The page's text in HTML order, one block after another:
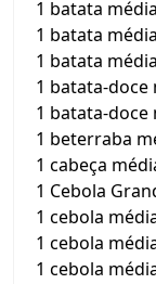
1 batata
1 batata
1 batata
1 batata-doce
1 batata-doce
1 beterraba
1 cabeça
1 Cebola
1 cebola
1 cebola
1 cebola